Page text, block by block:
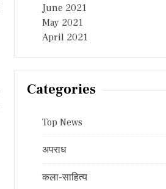
June 2021
May 2021
April 2021
Categories
Top News
अपराध
कला-साहित्य